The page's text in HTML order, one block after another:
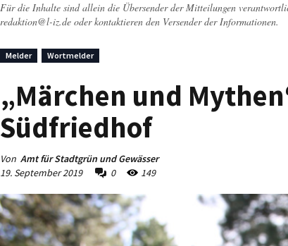
Für die Inhalte sind allein die Übersender der Mitteilungen
redaktion@l-iz.de oder kontaktieren den Versender der Informationen.
Melder Wortmelder
„Märchen und
Südfriedhof
Von Amt für Stadtgrün und Gewässer
19. September 2019
0 149